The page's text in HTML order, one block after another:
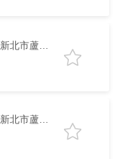
新北市蘆洲區
新北市蘆洲區